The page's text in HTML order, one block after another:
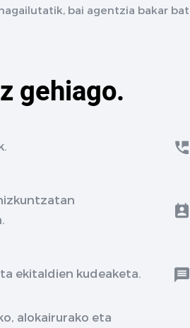
bai agentzia bakar
gehiago.
ekitaldien kudeaketa.
alokairurako eta